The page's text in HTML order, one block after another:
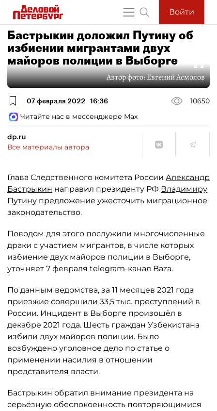
Войти
Бастрыкин доложил Путину об
избиении мигрантами двух
майоров полиции в Выборге
Автор фото:Евгений Асмолов
07 февраля 2022 16:36
10650
Читайте нас в мессенджере Max
dp.ru
Все материалы автора
Глава Следственного комитета России Александр
Бастрыкин направил президенту РФ Владимиру
Путину предложение ужесточить миграционное
законодательство.
Поводом для этого послужили многочисленные
драки с участием мигрантов, в числе которых
избиение двух майоров полиции в Выборге,
уточняет 7 февраля telegram-канал Baza.
По данным ведомства, за 11 месяцев 2021 года
приезжие совершили 33,5 тыс. преступлений в
России. Инцидент в Выборге произошёл в
декабре 2021 года. Шесть граждан Узбекистана
избили двух майоров полиции. Было
возбуждено уголовное дело по статье о
применении насилия в отношении
представителя власти.
Бастрыкин обратил внимание президента на
серьёзную обеспокоенность повторяющимися